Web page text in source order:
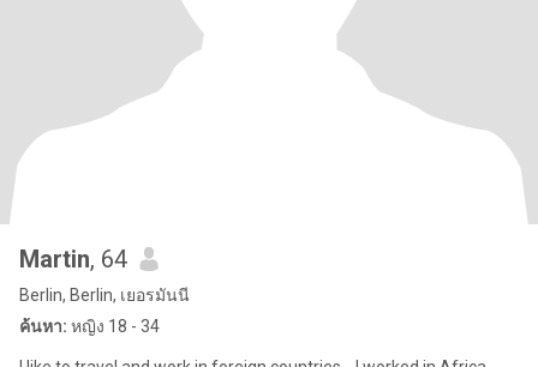
Martin, 64
Berlin, Berlin, เยอรมันนี
ค้นหา: หญิง 18 - 34